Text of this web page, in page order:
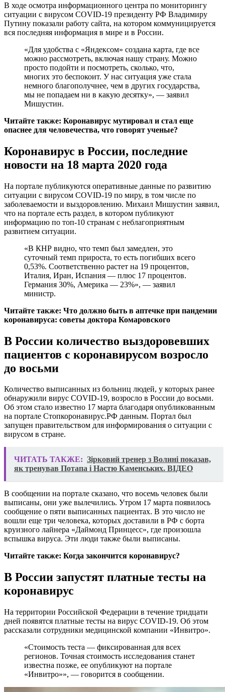
В ходе осмотра информационного центра по мониторингу
ситуации с вирусом COVID-19 президенту РФ Владимиру
Путину показали работу сайта, на котором коммуницируется
вся последняя информация в мире и в России.
«Для удобства с «Яндексом» создана карта, где все
можно рассмотреть, включая нашу страну. Можно
просто подойти и посмотреть, сколько, что,
многих это беспокоит. У нас ситуация уже стала
немного благополучнее, чем в других государства,
мы не попадаем ни в какую десятку», — заявил
Мишустин.
Читайте также: Коронавирус мутировал и стал еще
опаснее для человечества, что говорят ученые?
Коронавирус в России, последние
новости на 18 марта 2020 года
На портале публикуются оперативные данные по развитию
ситуации с вирусом COVID-19 по миру, в том числе по
заболеваемости и выздоровлению. Михаил Мишустин заявил,
что на портале есть раздел, в котором публикуют
информацию по топ-10 странам с неблагоприятным
развитием ситуации.
«В КНР видно, что темп был замедлен, это
суточный темп прироста, то есть погибших всего
0,53%. Соответственно растет на 19 процентов,
Италия, Иран, Испания — плюс 17 процентов.
Германия 30%, Америка — 23%», — заявил
министр.
Читайте также: Что должно быть в аптечке при пандемии
коронавируса: советы доктора Комаровского
В России количество выздоровевших
пациентов с коронавирусом возросло
до восьми
Количество выписанных из больниц людей, у которых ранее
обнаружили вирус COVID-19, возросло в России до восьми.
Об этом стало известно 17 марта благодаря опубликованным
на портале Стопкоронавирус.РФ данным. Портал был
запущен правительством для информирования о ситуации с
вирусом в стране.
ЧИТАТЬ ТАКЖЕ: Зірковий тренер з Волині показав,
як тренував Потапа і Настю Каменських. ВІДЕО
В сообщении на портале сказано, что восемь человек были
выписаны, они уже вылечились. Утром 17 марта появилось
сообщение о пяти выписанных пациентах. В это число не
вошли еще три человека, которых доставили в РФ с борта
круизного лайнера «Даймонд Принцесс», где произошла
вспышка вируса. Эти люди также были выписаны.
Читайте также: Когда закончится коронавирус?
В России запустят платные тесты на
коронавирус
На территории Российской Федерации в течение тридцати
дней появятся платные тесты на вирус COVID-19. Об этом
рассказали сотрудники медицинской компании «Инвитро».
«Стоимость теста — фиксированная для всех
регионов. Точная стоимость исследования станет
известна позже, ее опубликуют на портале
«Инвитро»», — говорится в сообщении.